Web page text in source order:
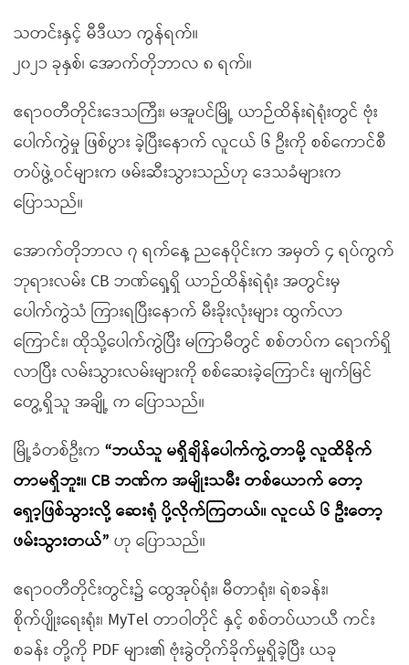
သတင်းနှင့် မီဒီယာ ကွန်ရက်။
၂၀၂၁ ခုနှစ်၊ အောက်တိုဘာလ ၈ ရက်။
ဧရာဝတီတိုင်းဒေသကြီး၊ မအူပင်မြို့ ယာဉ်ထိန်းရဲရုံးတွင် ဗုံး
ပေါက်ကွဲမှု ဖြစ်ပွား ခဲ့ပြီးနောက် လူငယ် ၆ ဦးကို စစ်ကောင်စီ
တပ်ဖွဲ့ဝင်များက ဖမ်းဆီးသွားသည်ဟု ဒေသခံများက
ပြောသည်။
အောက်တိုဘာလ ၇ ရက်နေ့ ညနေပိုင်းက အမှတ် ၄ ရပ်ကွက်
ဘုရားလမ်း CB ဘဏ်ရှေ့ရှိ ယာဉ်ထိန်းရဲရုံး အတွင်းမှ
ပေါက်ကွဲသံ ကြားရပြီးနောက် မီးခိုးလုံးများ ထွက်လာ
ကြောင်း၊ ထိုသို့ပေါက်ကွဲပြီး မကြာမီတွင် စစ်တပ်က ရောက်ရှိ
လာပြီး လမ်းသွားလမ်းများကို စစ်ဆေးခဲ့ကြောင်း မျက်မြင်
တွေ့ရှိသူ အချို့ က ပြောသည်။
မြို့ခံတစ်ဦးက “ဘယ်သူ မရှိချိန်ပေါက်ကွဲ့တာမို့ လူထိခိုက်
တာမရှိဘူး။ CB ဘဏ်က အမျိုးသမီး တစ်ယောက် တော့
ရှော့ဖြစ်သွားလို့ ဆေးရုံ ပို့လိုက်ကြတယ်။ လူငယ် ၆ ဦးတော့
ဖမ်းသွားတယ်” ဟု ပြောသည်။
ဧရာဝတီတိုင်းတွင်း၌ ထွေအုပ်ရုံး၊ မီတာရုံး၊ ရဲစခန်း၊
စိုက်ပျိုးရေးရုံး၊ MyTel တာဝါတိုင် နှင့် စစ်တပ်ယာယီ ကင်း
စခန်း တို့ကို PDF များ၏ ဗုံးခွဲတိုက်ခိုက်မှုရှိခဲ့ပြီး ယခု